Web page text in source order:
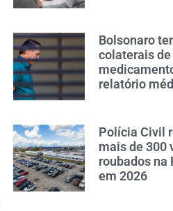
Bolsonaro
colaterais de
relatório
Polícia Civil
mais de 300
roubados na
em 2026